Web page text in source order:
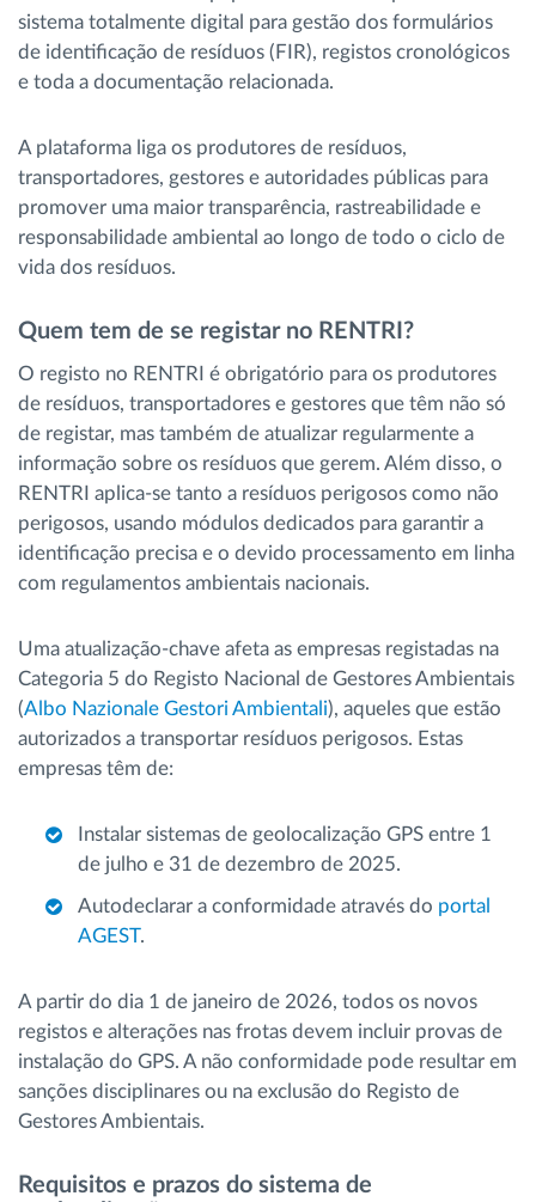
sistema totalmente digital para gestão dos formulários
de identificação de resíduos (FIR), registos cronológicos
e toda a documentação relacionada.
A plataforma liga os produtores de resíduos,
transportadores, gestores e autoridades públicas para
promover uma maior transparência, rastreabilidade e
responsabilidade ambiental ao longo de todo o ciclo de
vida dos resíduos.
Quem tem de se registar no RENTRI?
O registo no RENTRI é obrigatório para os produtores
de resíduos, transportadores e gestores que têm não só
de registar, mas também de atualizar regularmente a
informação sobre os resíduos que gerem. Além disso, o
RENTRI aplica-se tanto a resíduos perigosos como não
perigosos, usando módulos dedicados para garantir a
identificação precisa e o devido processamento em linha
com regulamentos ambientais nacionais.
Uma atualização-chave afeta as empresas registadas na
Categoria 5 do Registo Nacional de Gestores Ambientais
(Albo Nazionale Gestori Ambientali), aqueles que estão
autorizados a transportar resíduos perigosos. Estas
empresas têm de:
Instalar sistemas de geolocalização GPS entre 1
de julho e 31 de dezembro de 2025.
Autodeclarar a conformidade através do portal
AGEST.
A partir do dia 1 de janeiro de 2026, todos os novos
registos e alterações nas frotas devem incluir provas de
instalação do GPS. A não conformidade pode resultar em
sanções disciplinares ou na exclusão do Registo de
Gestores Ambientais.
Requisitos e prazos do sistema de